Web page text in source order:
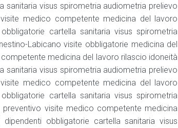
Formatore
HACCP
sanitaria visus spirometria audiometria prelievo
medico competente medicina del lavoro
cartella sanitaria visus spirometria
Labicano visite obbligatorie medicina del
medicina del lavoro rilascio idoneità
sanitaria visus spirometria audiometria prelievo
medico competente medicina del lavoro
cartella sanitaria visus spirometria
visite medico competente medicina
obbligatorie cartella sanitaria visus